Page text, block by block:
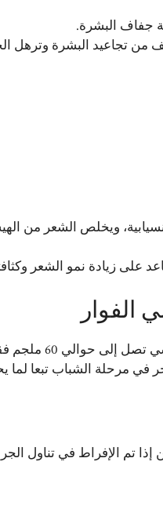
جفاف البشرة.
من تجاعيد البشرة وترهل
ويخلص الشعر من
على زيادة نمو الشعر
الفوار
60 ملجم فقط لا غير.
مرحلة الشباب تبعا لما
تم الإفراط في تناول